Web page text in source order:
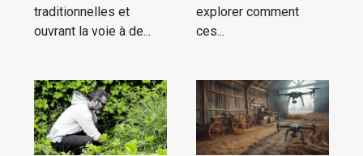
traditionnelles et
ouvrant la voie à de...
explorer comment
ces...